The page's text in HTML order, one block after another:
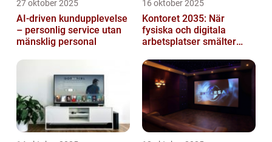
27 oktober 2025
AI-driven kundupplevelse
– personlig service utan
mänsklig personal
16 oktober 2025
Kontoret 2035: När
fysiska och digitala
arbetsplatser smälter